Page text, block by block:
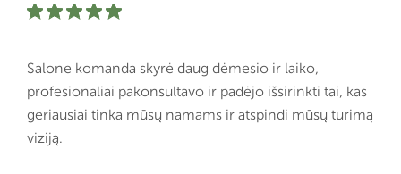
Salone komanda skyrė daug dėmesio ir laiko,
profesionaliai pakonsultavo ir padėjo išsirinkti tai, kas
geriausiai tinka mūsų namams ir atspindi mūsų turimą
viziją.